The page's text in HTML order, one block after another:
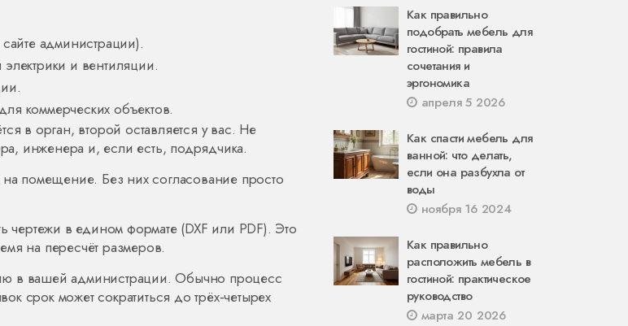
администрации).
и вентиляции.
коммерческих объектов.
в орган, второй оставляется у вас. Не
инженера и, если есть, подрядчика.
помещение. Без них согласование просто
чертежи в едином формате (DXF или PDF). Это
на пересчёт размеров.
в вашей администрации. Обычно процесс
срок может сократиться до трёх‑четырех
Как правильно
подобрать мебель для
гостиной: правила
сочетания и
эргономика
апреля 5 2026
Как спасти мебель для
ванной: что делать,
если она разбухла от
воды
ноября 16 2024
Как правильно
расположить мебель в
гостиной: практическое
руководство
марта 20 2026